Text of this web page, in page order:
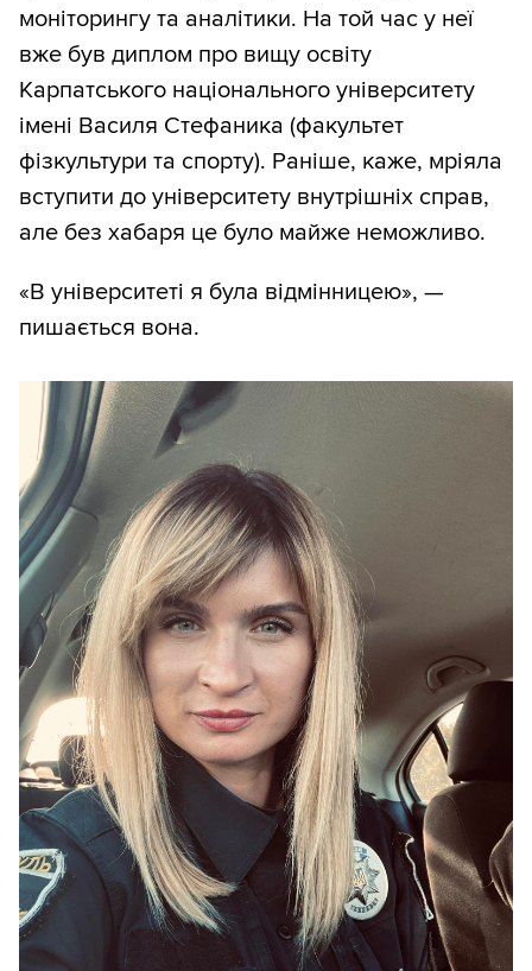
моніторингу та аналітики. На той час у неї
вже був диплом про вищу освіту
Карпатського національного університету
імені Василя Стефаника (факультет
фізкультури та спорту). Раніше, каже, мріяла
вступити до університету внутрішніх справ,
але без хабаря це було майже неможливо.
«В університеті я була відмінницею», —
пишається вона.